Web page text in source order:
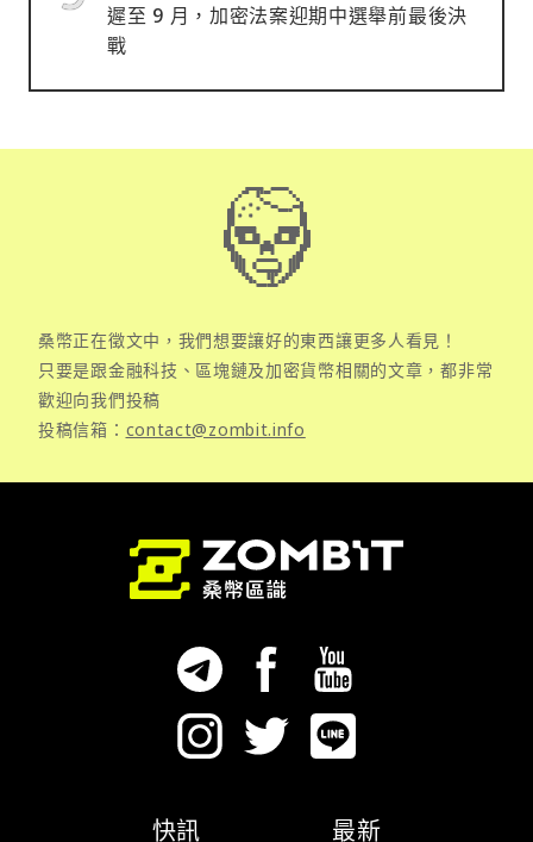
遲至 9 月，加密法案迎期中選舉前最後決
戰
桑幣正在徵文中，我們想要讓好的東西讓更多人看見！
只要是跟金融科技、區塊鏈及加密貨幣相關的文章，都非常
歡迎向我們投稿
投稿信箱： contact@zombit.info
快訊 最新